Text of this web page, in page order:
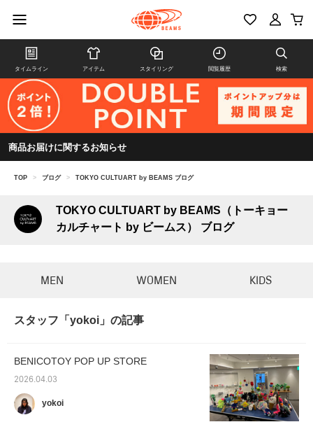
タイムライン アイテム スタイリング 閲覧履歴 検索
商品お届けに関するお知らせ
TOP > ブログ > TOKYO CULTUART by BEAMS ブログ
TOKYO CULTUART by BEAMS（トーキョー
カルチャート by ビームス） ブログ
MEN WOMEN KIDS
スタッフ「yokoi」の記事
BENICOTOY POP UP STORE
2026.04.03
yokoi